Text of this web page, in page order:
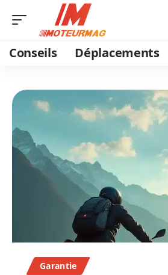
Conseils Déplacements
Garantie